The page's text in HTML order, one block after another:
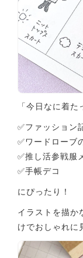
「今日なに着た
✅️ファッション
✅️ワードローブ
✅️推し活参戦服
✅️手帳デコ
にぴったり！
イラストを描か
けでおしゃれ